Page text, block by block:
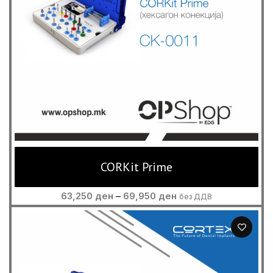
CORKit Prime
63,250 ден – 69,950 ден Price
range:
through
69,950 ден
без ДДВ